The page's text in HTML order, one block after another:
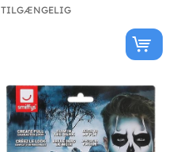
TILGÆNGELIG